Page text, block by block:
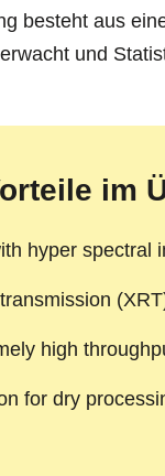
besteht aus
und
im
hyper spectral
high
for dry